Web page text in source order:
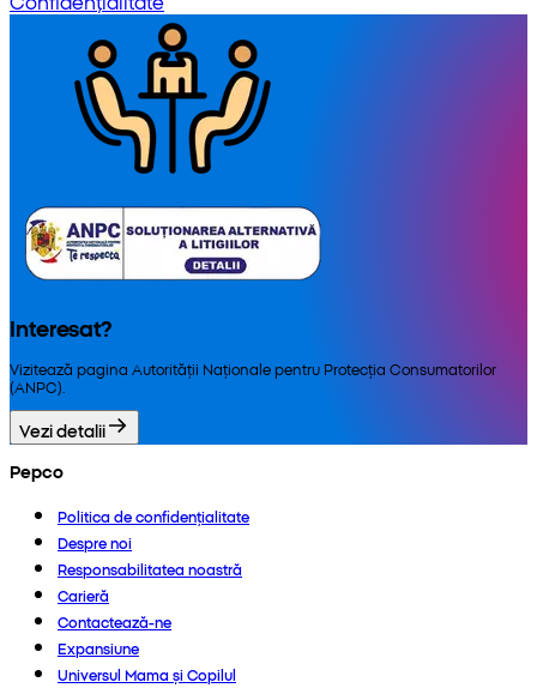
Interesat?
Vizitează pagina Autorității Naționale pentru Protecția Consumatorilor
(ANPC).
Vezi detalii
Pepco
Politica de confidențialitate
Despre noi
Responsabilitatea noastră
Carieră
Contactează-ne
Expansiune
Universul Mama și Copilul